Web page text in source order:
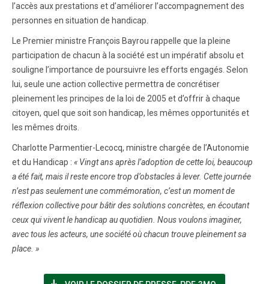
l’accès aux prestations et d’améliorer l’accompagnement des
personnes en situation de handicap.
Le Premier ministre François Bayrou rappelle que la pleine
participation de chacun à la société est un impératif absolu et
souligne l’importance de poursuivre les efforts engagés. Selon
lui, seule une action collective permettra de concrétiser
pleinement les principes de la loi de 2005 et d’offrir à chaque
citoyen, quel que soit son handicap, les mêmes opportunités et
les mêmes droits.
Charlotte Parmentier-Lecocq, ministre chargée de l’Autonomie
et du Handicap : « Vingt ans après l’adoption de cette loi, beaucoup
a été fait, mais il reste encore trop d’obstacles à lever. Cette journée
n’est pas seulement une commémoration, c’est un moment de
réflexion collective pour bâtir des solutions concrètes, en écoutant
ceux qui vivent le handicap au quotidien. Nous voulons imaginer,
avec tous les acteurs, une société où chacun trouve pleinement sa
place. »
(NOUVELLE FENÊTRE)